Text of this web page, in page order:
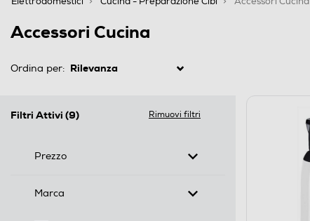
Accessori Cucina
Ordina per:
Filtri Attivi (9) Rimuovi filtri
Prezzo
Marca